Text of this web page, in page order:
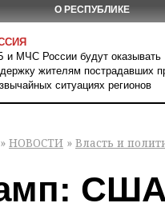
О РЕСПУБЛИКЕ
и МЧС России будут оказывать
жителям пострадавших
ситуациях регионов
» НОВОСТИ » Власть и
США